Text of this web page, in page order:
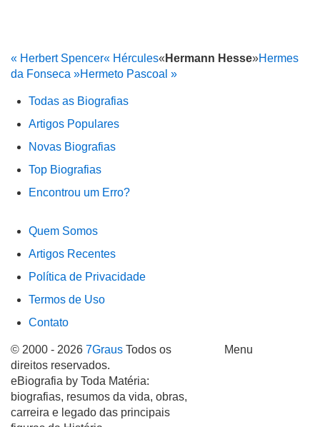
« Herbert Spencer« Hércules« Hermann Hesse»Hermes
da Fonseca »Hermeto Pascoal »
Todas as Biografias
Artigos Populares
Novas Biografias
Top Biografias
Encontrou um Erro?
Quem Somos
Artigos Recentes
Política de Privacidade
Termos de Uso
Contato
Menu
© 2000 - 2026 7Graus Todos os
direitos reservados.
eBiografia by Toda Matéria:
biografias, resumos da vida, obras,
carreira e legado das principais